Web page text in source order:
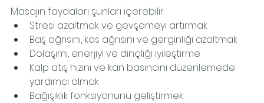
Masajın faydaları şunları içerebilir:
Stresi azaltmak ve gevşemeyi artırmak
Baş ağrısını, kas ağrısını ve gerginliği azaltmak
Dolaşımı, enerjiyi ve dinçliği iyileştirme
Kalp atış hızını ve kan basıncını düzenlemede
yardımcı olmak
Bağışıklık fonksiyonunu geliştirmek